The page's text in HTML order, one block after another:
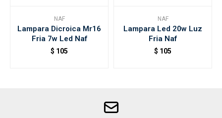
NAF
Lampara Dicroica Mr16
Fria 7w Led Naf
$ 105
NAF
Lampara Led 20w Luz
Fria Naf
$ 105